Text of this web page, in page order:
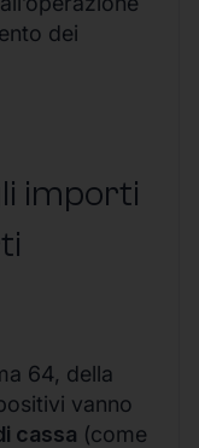
dei
importi
64, della
vanno
cassa (come